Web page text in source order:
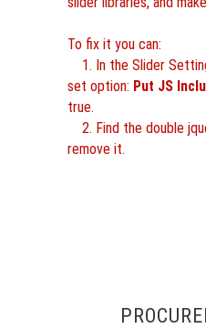
To fix it you can:
1. In the Slider
set option: Put JS
true.
2. Find the double
remove it.